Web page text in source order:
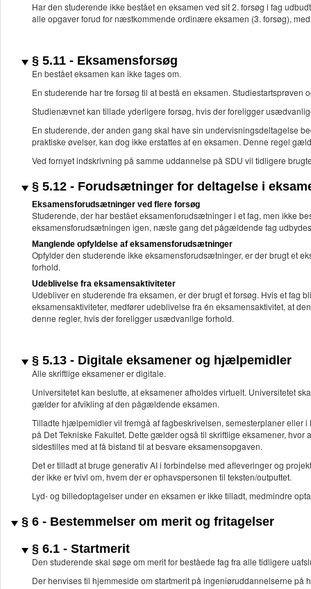
Har den studerende ikke bestået en eksamen ved sit 2. forsøg i fag
alle opgaver forud for næstkommende ordinære eksamen (3. forsøg),
§ 5.11 - Eksamensforsøg
En bestået eksamen kan ikke tages om.
En studerende har tre forsøg til at bestå en eksamen.
Studienævnet kan tillade yderligere forsøg, hvis der foreligger
En studerende, der anden gang skal have sin undervisningsdeltagelse
praktiske øvelser, kan dog ikke erstattes af en eksamen. Denne regel
Ved fornyet indskrivning på samme uddannelse på SDU vil tidligere
§ 5.12 - Forudsætninger for deltagelse i
Eksamensforudsætninger ved flere forsøg
Studerende, der har bestået eksamenforudsætninger i et fag, men ikke
eksamensforudsætningen igen, næste gang det pågældende fag
Manglende opfyldelse af eksamensforudsætninger
Opfylder den studerende ikke eksamensforudsætninger, er der brugt et
forhold.
Udeblivelse fra eksamensaktiviteter
Udebliver en studerende fra eksamen, er der brugt et forsøg. Hvis et fag
eksamensaktiviteter, medfører udeblivelse fra én eksamensaktivitet, at
denne regler, hvis der foreligger usædvanlige forhold.
§ 5.13 - Digitale eksamener og hjælpemidler
Alle skriftlige eksamener er digitale.
Universitetet kan beslutte, at eksamener afholdes virtuelt. Universitetet
gælder for afvikling af den pågældende eksamen.
Tilladte hjælpemidler vil fremgå af fagbeskrivelsen, semesterplaner eller
på Det Tekniske Fakultet. Dette gælder også til skriftlige eksamener,
sidestilles med at få bistand til at besvare eksamensopgaven.
Det er tilladt at bruge generativ AI i forbindelse med afleveringer og
der ikke er tvivl om, hvem der er ophavspersonen til teksten/outputtet.
Lyd- og billedoptagelser under en eksamen er ikke tilladt, medmindre
§ 6 - Bestemmelser om merit og fritagelser
§ 6.1 - Startmerit
Den studerende skal søge om merit for beståede fag fra alle tidligere
Der henvises til hjemmeside om startmerit på ingeniøruddannelserne på